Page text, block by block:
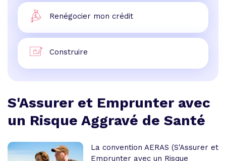
Renégocier mon crédit
Construire
S'Assurer et Emprunter avec
un Risque Aggravé de Santé
La convention AERAS (S'Assurer et
Emprunter avec un Risque